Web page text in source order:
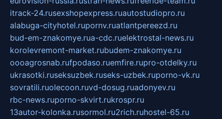
itrack-24.rusexshopexpress.ruautostudiopro.ru
alabuga-cityhotel.rupornv.ruatlantpereezd.ru
bud-em-znakomye.rua-cdc.ruelektrostal-news.ru
korolevremont-market.rubudem-znakomye.ru
oooagrosnab.rufpodaso.ruemfire.rupro-otdelky.ru
ukrasotki.ruseksuzbek.ruseks-uzbek.ruporno-vk.ru
sovratili.ruolecoon.ruvd-dosug.ruadonyev.ru
rbc-news.ruporno-skvirt.rukrospr.ru
13autor-kolonka.rusormol.ru2rich.ruhostel-65.ru